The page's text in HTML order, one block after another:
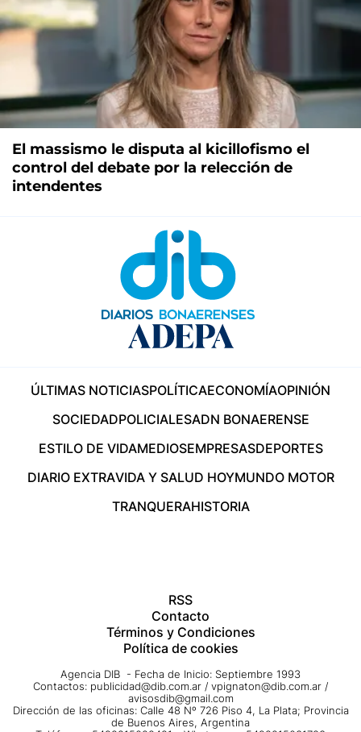
El massismo le disputa al kicillofismo el
control del debate por la relección de
intendentes
ÚLTIMAS NOTICIASPOLÍTICAECONOMÍAOPINIÓN
SOCIEDADPOLICIALESADN BONAERENSE
ESTILO DE VIDAMEDIOSEMPRESASDEPORTES
DIARIO EXTRAVIDA Y SALUD HOYMUNDO MOTOR
TRANQUERAHISTORIA
RSS
Contacto
Términos y Condiciones
Política de cookies
Agencia DIB - Fecha de Inicio: Septiembre 1993
Contactos: publicidad@dib.com.ar / vpignaton@dib.com.ar /
avisosdib@gmail.com
Dirección de las oficinas: Calle 48 Nº 726 Piso 4, La Plata; Provincia
de Buenos Aires, Argentina